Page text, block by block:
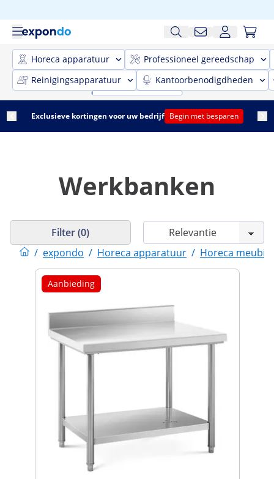
Horeca apparatuur
Professioneel gereedschap
Reinigingsapparatuur
Kantoorbenodigdheden
Exclusieve kortingen voor uw bedrijf Begin met besparen
Werkbanken
/ expondo / Horeca apparatuur / Horeca
Filter (0)
Aanbieding